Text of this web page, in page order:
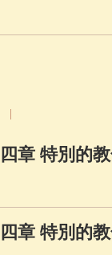
章 特別的
章 特別的